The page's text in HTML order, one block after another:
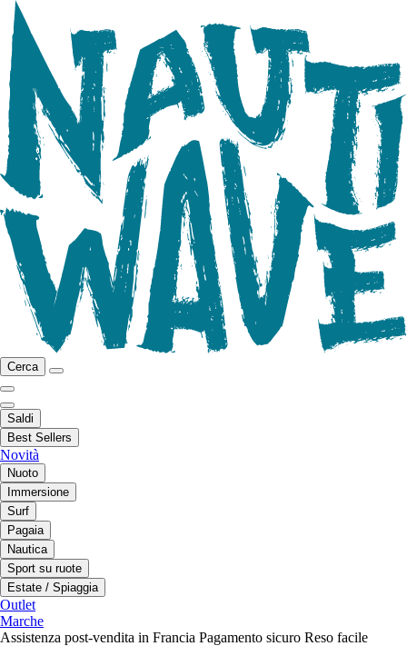
Cerca
Saldi
Best Sellers
Novità
Nuoto
Immersione
Surf
Pagaia
Nautica
Sport su ruote
Estate / Spiaggia
Outlet
Marche
Assistenza post-vendita in Francia Pagamento sicuro Reso facile